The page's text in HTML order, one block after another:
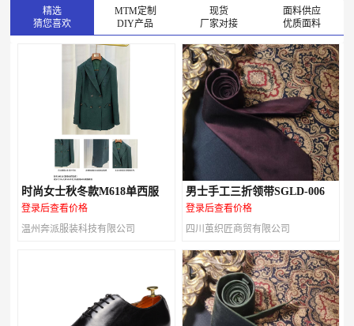
精选
猜您喜欢
MTM定制
DIY产品
现货
厂家对接
面料供应
优质面料
时尚女士秋冬款M618单西服
登录后查看价格
温州奔派服装科技有限公司
男士手工三折领带SGLD-006
登录后查看价格
四川茧织匠商贸有限公司